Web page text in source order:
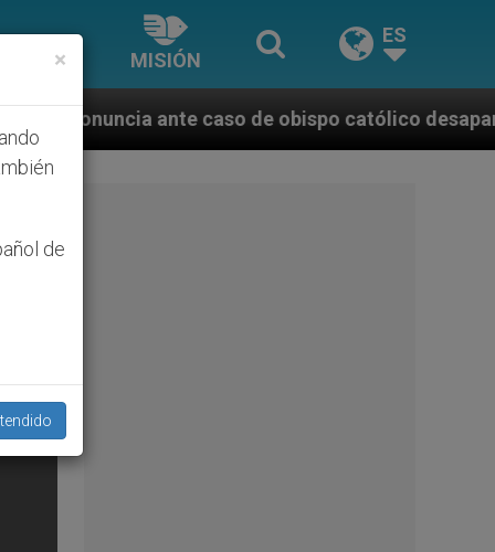
MISIÓN
ES
caso de obispo católico desaparecido por la
×
de